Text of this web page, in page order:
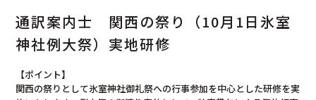
通訳案内士 関西の祭り（10月1日氷室
神社例大祭）実地研修
【ポイント】
関西の祭りとして氷室神社御礼祭への行事参加を中心とした研修を実